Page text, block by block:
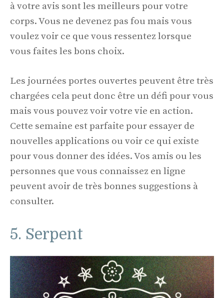
à votre avis sont les meilleurs pour votre
corps. Vous ne devenez pas fou mais vous
voulez voir ce que vous ressentez lorsque
vous faites les bons choix.
Les journées portes ouvertes peuvent être très
chargées cela peut donc être un défi pour vous
mais vous pouvez voir votre vie en action.
Cette semaine est parfaite pour essayer de
nouvelles applications ou voir ce qui existe
pour vous donner des idées. Vos amis ou les
personnes que vous connaissez en ligne
peuvent avoir de très bonnes suggestions à
consulter.
5. Serpent